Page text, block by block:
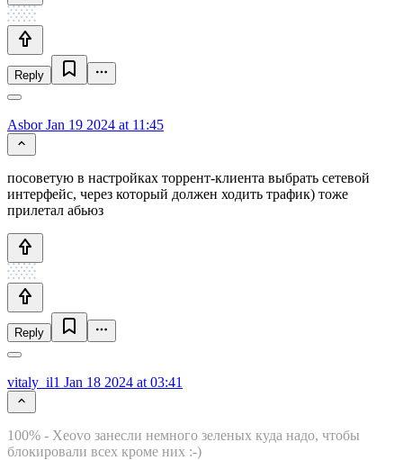
Reply
AsborJan 19 2024 at 11:45
посоветую в настройках торрент-клиента выбрать сетевой
интерфейс, через который должен ходить трафик) тоже
прилетал абьюз
Reply
vitaly_il1 Jan 18 2024 at 03:41
100% - Xeovo занесли немного зеленых куда надо, чтобы
блокировали всех кроме них :-)